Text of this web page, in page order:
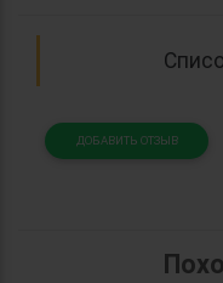
ДОБАВИТЬ ОТЗЫВ